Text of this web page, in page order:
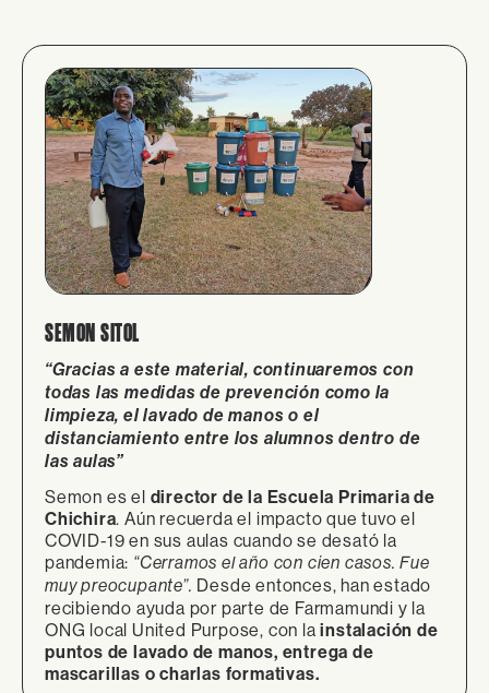
SEMON SITOL
“Gracias a este material, continuaremos con
todas las medidas de prevención como la
limpieza, el lavado de manos o el
distanciamiento entre los alumnos dentro de
las aulas”
Semon es el director de la Escuela Primaria de
Chichira. Aún recuerda el impacto que tuvo el
COVID-19 en sus aulas cuando se desató la
pandemia: “Cerramos el año con cien casos. Fue
muy preocupante”. Desde entonces, han estado
recibiendo ayuda por parte de Farmamundi y la
ONG local United Purpose, con lainstalación de
puntos de lavado de manos, entrega de
mascarillas o charlas formativas.